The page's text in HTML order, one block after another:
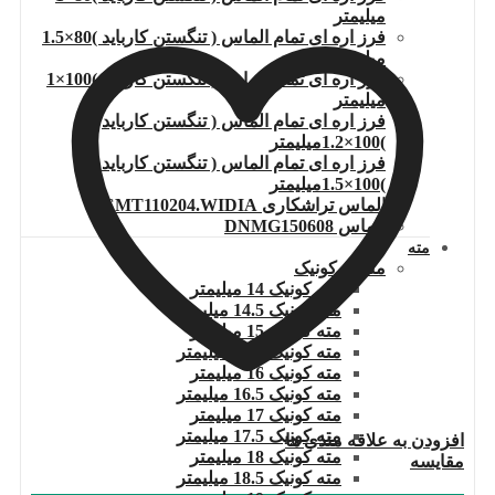
میلیمتر
فرز اره ای تمام الماس ( تنگستن کارباید )80×1.5
میلیمتر
فرز اره ای تمام الماس ( تنگستن کارباید )100×1
میلیمتر
فرز اره ای تمام الماس ( تنگستن کارباید
)100×1.2میلیمتر
فرز اره ای تمام الماس ( تنگستن کارباید
)100×1.5میلیمتر
الماس تراشکاری TCMT110204.WIDIA
الماس DNMG150608
مته
مته ته کونیک
مته کونیک 14 میلیمتر
مته کونیک 14.5 میلیمتر
مته کونیک 15 میلیمتر
مته کونیک 15.5 میلیمتر
مته کونیک 16 میلیمتر
مته کونیک 16.5 میلیمتر
مته کونیک 17 میلیمتر
مته کونیک 17.5 میلیمتر
مته کونیک 18 میلیمتر
مته کونیک 18.5 میلیمتر
افزودن به علاقه مندی ها
مقایسه